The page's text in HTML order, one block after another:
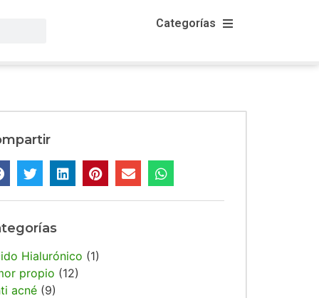
Categorías
Hialurónico (1)
propio (12)
acné (9)